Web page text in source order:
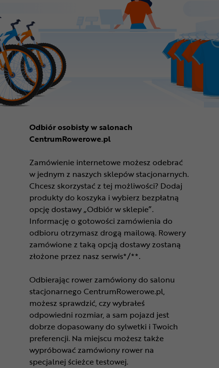
Odbiór osobisty w salonach
CentrumRowerowe.pl
Zamówienie internetowe możesz odebrać
w jednym z naszych sklepów stacjonarnych.
Chcesz skorzystać z tej możliwości? Dodaj
produkty do koszyka i wybierz bezpłatną
opcję dostawy „Odbiór w sklepie”.
Informację o gotowości zamówienia do
odbioru otrzymasz drogą mailową. Rowery
zamówione z taką opcją dostawy zostaną
złożone przez nasz serwis*/**.
Odbierając rower zamówiony do salonu
stacjonarnego CentrumRowerowe.pl,
możesz sprawdzić, czy wybrałeś
odpowiedni rozmiar, a sam pojazd jest
dobrze dopasowany do sylwetki i Twoich
preferencji. Na miejscu możesz także
wypróbować zamówiony rower na
specjalnej ścieżce testowej.